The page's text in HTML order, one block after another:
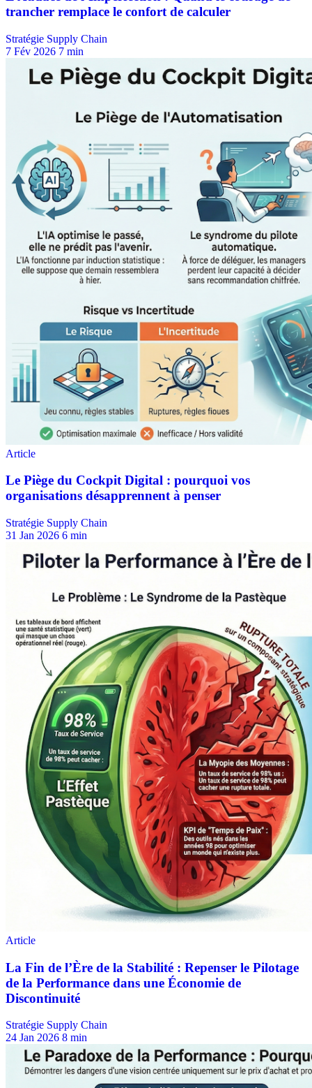
Stratégie Supply Chain
7 Fév 2026 7 min
Stratégie Supply Chain
31 Jan 2026 6 min
Stratégie Supply Chain
24 Jan 2026 8 min